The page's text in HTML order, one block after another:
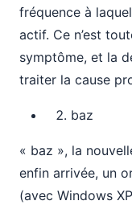
fréquence à
actif. Ce n’est
symptôme, et la
traiter la cause
baz
« baz », la
enfin arrivée, un
(avec Windows